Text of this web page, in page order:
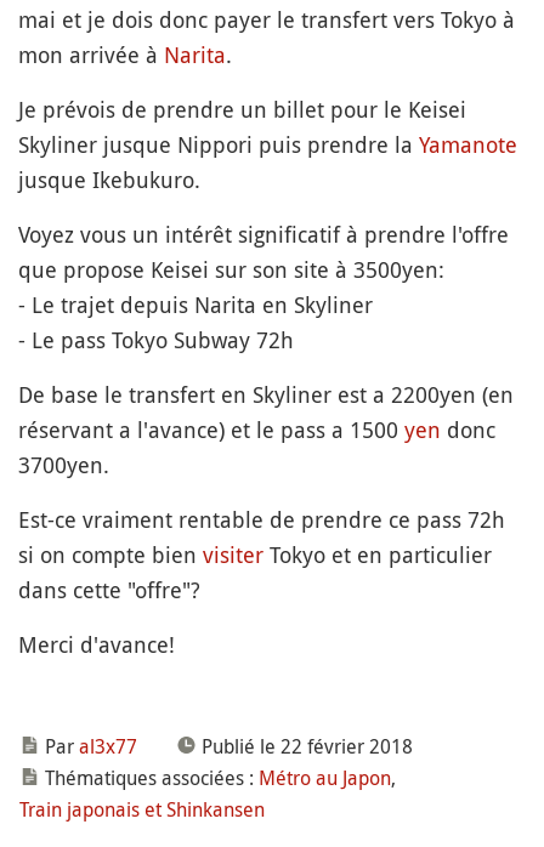
mai et je dois donc payer le transfert vers Tokyo à
mon arrivée à Narita.
Je prévois de prendre un billet pour le Keisei
Skyliner jusque Nippori puis prendre la Yamanote
jusque Ikebukuro.
Voyez vous un intérêt significatif à prendre l'offre
que propose Keisei sur son site à 3500yen:
- Le trajet depuis Narita en Skyliner
- Le pass Tokyo Subway 72h
De base le transfert en Skyliner est a 2200yen (en
réservant a l'avance) et le pass a 1500 yen donc
3700yen.
Est-ce vraiment rentable de prendre ce pass 72h
si on compte bien visiter Tokyo et en particulier
dans cette "offre"?
Merci d'avance!
Paral3x77
Publié le 22 février 2018
Thématiques associées : Métro au Japon,
Train japonais et Shinkansen